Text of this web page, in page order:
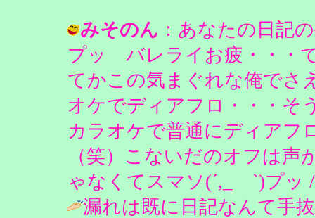
みそのん ：あなたの日記
プッ バレライお疲・・・
てかこの気まぐれな俺で
オケでディアフロ・・・そ
カラオケで普通にディアフ
（笑）こないだのオフは
ゃなくてスマソ(´,_ゝ`)プッ
漏れは既に日記なんて手